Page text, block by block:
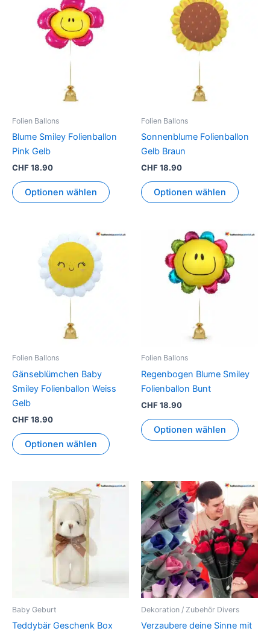
Folien Ballons
Blume Smiley Folienballon
Pink Gelb
CHF18.90
Optionen wählen
Folien Ballons
Sonnenblume Folienballon
Gelb Braun
CHF18.90
Optionen wählen
Folien Ballons
Gänseblümchen Baby
Smiley Folienballon Weiss
Gelb
CHF18.90
Optionen wählen
Folien Ballons
Regenbogen Blume Smiley
Folienballon Bunt
CHF18.90
Optionen wählen
Baby Geburt
Teddybär Geschenk Box
Dekoration / Zubehör Divers
Verzaubere deine Sinne mit
weist
auf.
Die